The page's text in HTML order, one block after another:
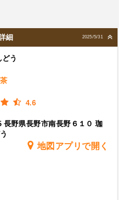
2025/5/31
細
う
4.6
長野県長野市南長野６１０ 珈
地図アプリで開く